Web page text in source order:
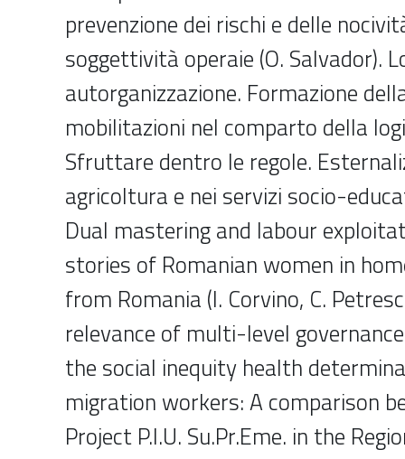
prevenzione dei rischi e delle
soggettività operaie (O. Salvador).
autorganizzazione. Formazione
mobilitazioni nel comparto della
Sfruttare dentro le regole.
agricoltura e nei servizi socio-
Dual mastering and labour
stories of Romanian women in
from Romania (I. Corvino, C.
relevance of multi-level
the social inequity health
migration workers: A comparison
Project P.I.U. Su.Pr.Eme. in the